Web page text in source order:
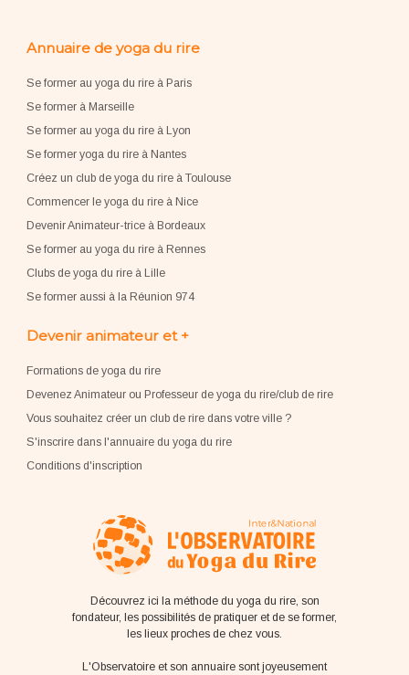
Annuaire de yoga du rire
Se former au yoga du rire à Paris
Se former à Marseille
Se former au yoga du rire à Lyon
Se former yoga du rire à Nantes
Créez un club de yoga du rire à Toulouse
Commencer le yoga du rire à Nice
Devenir Animateur-trice à Bordeaux
Se former au yoga du rire à Rennes
Clubs de yoga du rire à Lille
Se former aussi à la Réunion 974
Devenir animateur et +
Formations de yoga du rire
Devenez Animateur ou Professeur de yoga du rire/club de rire
Vous souhaitez créer un club de rire dans votre ville ?
S'inscrire dans l'annuaire du yoga du rire
Conditions d'inscription
Découvrez ici la méthode du yoga du rire, son
fondateur, les possibilités de pratiquer et de se former,
les lieux proches de chez vous.
L'Observatoire et son annuaire sont joyeusement